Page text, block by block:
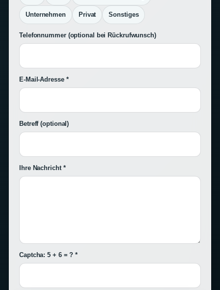
Unternehmen Privat Sonstiges
Telefonnummer (optional bei Rückrufwunsch)
E-Mail-Adresse *
Betreff(optional)
Ihre Nachricht *
Captcha: 5 + 6 = ? *